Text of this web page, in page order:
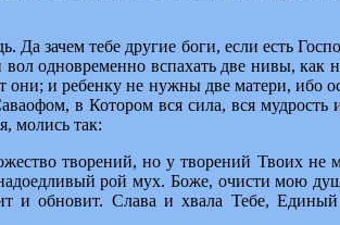
Да зачем тебе другие боги, если есть
одновременно вспахать две нивы,
и ребенку не нужны две матери, ибо
в Котором вся сила, вся
молись так:
творений, но у творений Твоих
рой мух. Боже, очисти мою
и обновит. Слава и хвала Тебе,